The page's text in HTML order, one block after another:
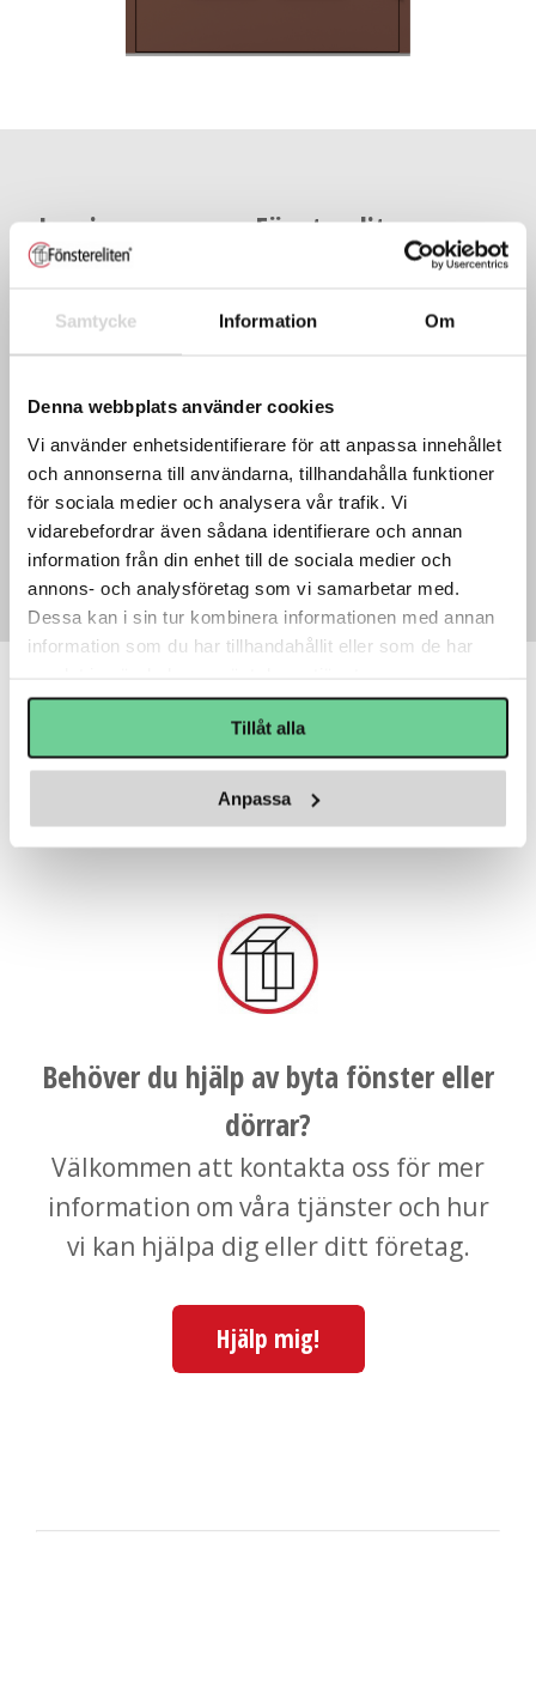
Samtycke Information Om
Denna webbplats använder cookies
Vi använder enhetsidentifierare för att anpassa innehållet
och annonserna till användarna, tillhandahålla funktioner
för sociala medier och analysera vår trafik. Vi
vidarebefordrar även sådana identifierare och annan
information från din enhet till de sociala medier och
annons- och analysföretag som vi samarbetar med.
Dessa kan i sin tur kombinera informationen med annan
information som du har tillhandahållit eller som de har
Tillåt alla
Anpassa
Inspireras mer av Fönstereliten
fönster och dörrar!
Mer inspiration från Fönstereliten
Behöver du hjälp av byta fönster eller
dörrar?
Välkommen att kontakta oss för mer
information om våra tjänster och hur
vi kan hjälpa dig eller ditt företag.
Hjälp mig!